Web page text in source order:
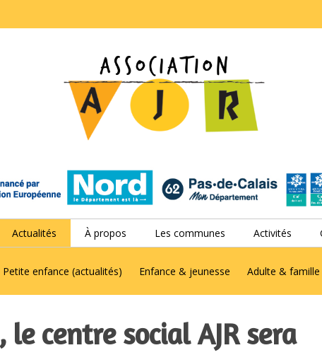
Actualités À propos Les communes Activités
Petite enfance (actualités) Enfance & jeunesse Adulte & famille
le centre social AJR sera